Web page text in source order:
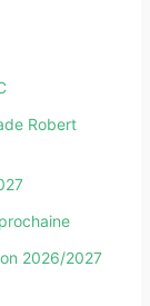
Robert
2026/2027